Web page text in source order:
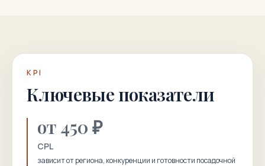
KPI
Ключевые показатели
от 450 ₽
CPL
зависит от региона, конкуренции и готовности посадочной